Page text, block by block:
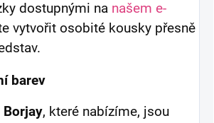
dostupnými na našem e-
vytvořit osobité kousky přesně
barev
Borjay, které nabízíme, jsou